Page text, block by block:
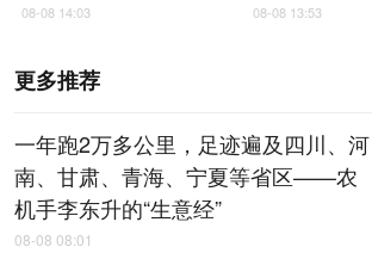
08-08 14:03 08-08 13:53
更多推荐
一年跑2万多公里，足迹遍及四川、河
南、甘肃、青海、宁夏等省区——农
机手李东升的“生意经”
08-08 08:01